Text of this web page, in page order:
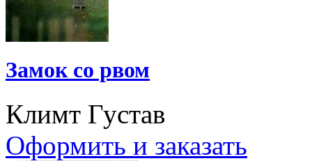
Замок со рвом
Климт Густав
Оформить и заказать